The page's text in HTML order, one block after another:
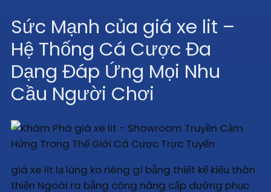
Sức Mạnh của giá xe lit –
Hệ Thống Cá Cược Đa
Dạng Đáp Ứng Mọi Nhu
Cầu Người Chơi
giá xe lit lạ lùng ko riêng gì bằng thiết kế kiểu thân
thiện Ngoài ra bằng công năng cấp dưỡng phục